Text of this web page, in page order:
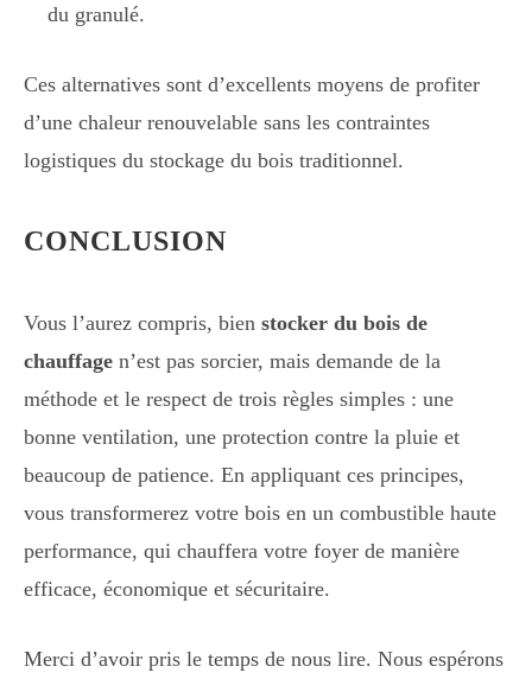
du granulé.
Ces alternatives sont d’excellents moyens de profiter
d’une chaleur renouvelable sans les contraintes
logistiques du stockage du bois traditionnel.
CONCLUSION
Vous l’aurez compris, bien stocker du bois de
chauffage n’est pas sorcier, mais demande de la
méthode et le respect de trois règles simples : une
bonne ventilation, une protection contre la pluie et
beaucoup de patience. En appliquant ces principes,
vous transformerez votre bois en un combustible haute
performance, qui chauffera votre foyer de manière
efficace, économique et sécuritaire.
Merci d’avoir pris le temps de nous lire. Nous espérons